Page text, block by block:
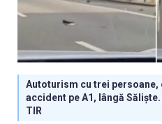
Autoturism cu trei persoane,
accident pe A1, lângă
TIR